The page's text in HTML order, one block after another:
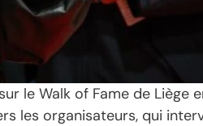
le Walk of Fame de Liège
les organisateurs, qui